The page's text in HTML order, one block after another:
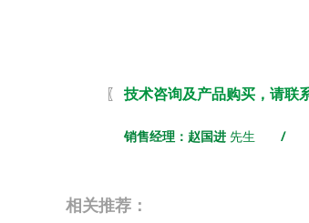
〖 技术咨询及产品购买，请联
销售经理：赵国进先生 / 联
相关推荐：